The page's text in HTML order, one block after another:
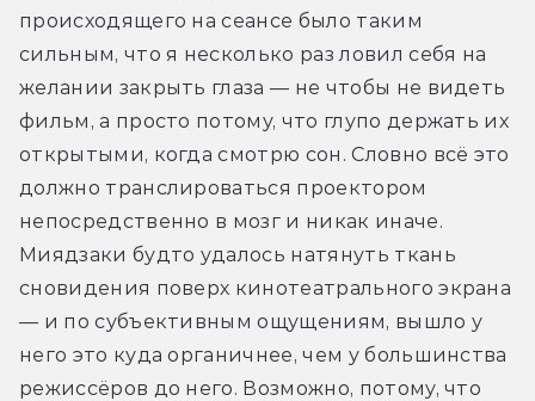
происходящего на сеансе было таким
сильным, что я несколько раз ловил себя на
желании закрыть глаза — не чтобы не видеть
фильм, а просто потому, что глупо держать их
открытыми, когда смотрю сон. Словно всё это
должно транслироваться проектором
непосредственно в мозг и никак иначе.
Миядзаки будто удалось натянуть ткань
сновидения поверх кинотеатрального экрана
— и по субъективным ощущениям, вышло у
него это куда органичнее, чем у большинства
режиссёров до него. Возможно, потому, что